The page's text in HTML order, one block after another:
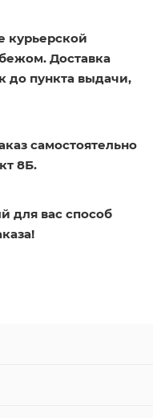
курьерской
Доставка
до пункта выдачи,
самостоятельно
8Б.
для вас способ